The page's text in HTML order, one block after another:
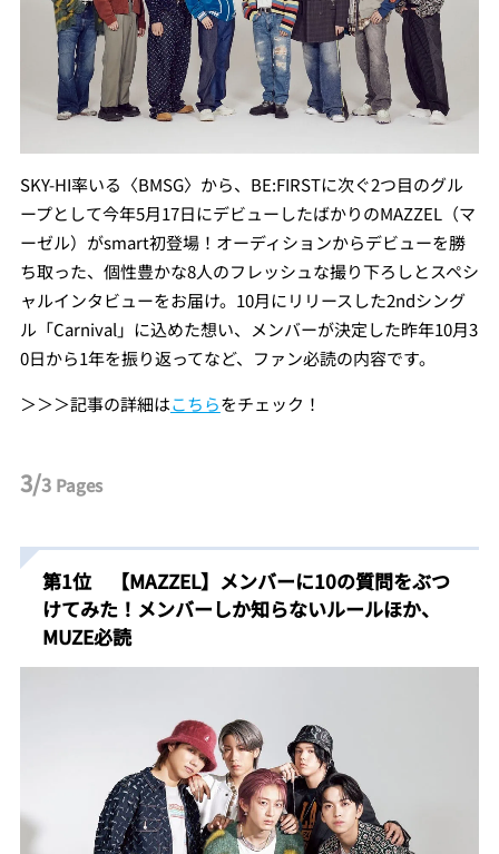
SKY-HI率いる〈BMSG〉から、BE:FIRSTに次ぐ2つ目のグル
ープとして今年5月17日にデビューしたばかりのMAZZEL（マ
ーゼル）がsmart初登場！オーディションからデビューを勝
ち取った、個性豊かな8人のフレッシュな撮り下ろしとスペシ
ャルインタビューをお届け。10月にリリースした2ndシング
ル「Carnival」に込めた想い、メンバーが決定した昨年10月3
0日から1年を振り返ってなど、ファン必読の内容です。
＞＞＞記事の詳細はこちらをチェック！
3/3 Pages
第1位 【MAZZEL】メンバーに10の質問をぶつ
けてみた！メンバーしか知らないルールほか、
MUZE必読